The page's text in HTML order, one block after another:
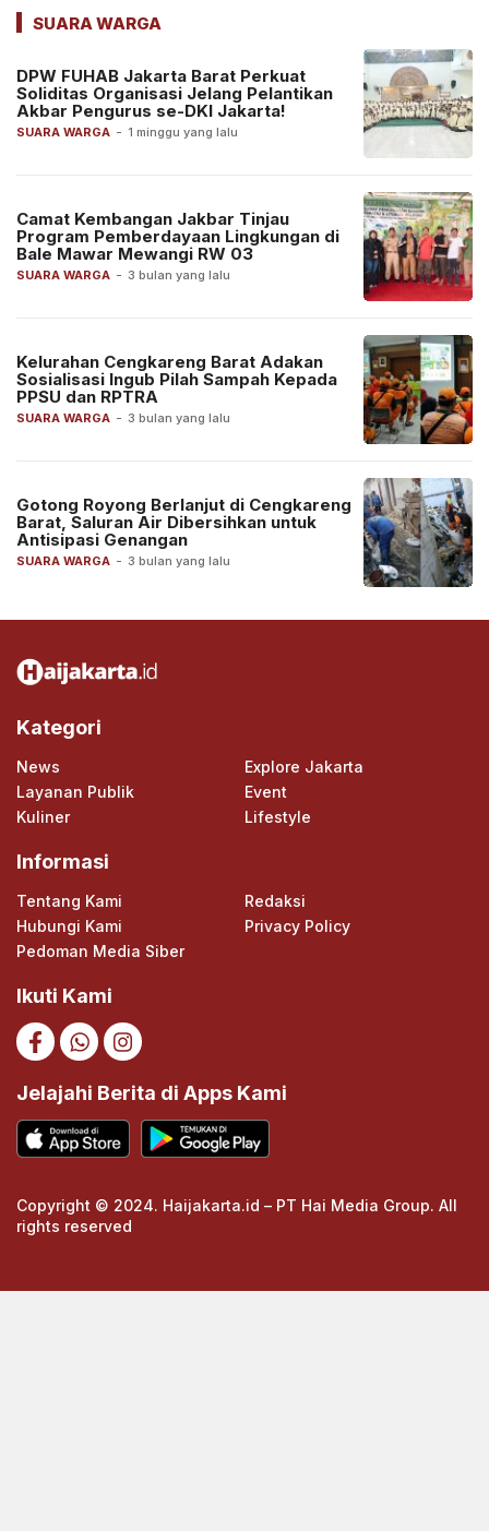
SUARA WARGA
SUARA WARGA - 1 minggu yang lalu
DPW FUHAB Jakarta Barat Perkuat
Soliditas Organisasi Jelang Pelantikan
Akbar Pengurus se-DKI Jakarta!
SUARA WARGA - 3 bulan yang lalu
Camat Kembangan Jakbar Tinjau
Program Pemberdayaan Lingkungan di
Bale Mawar Mewangi RW 03
SUARA WARGA - 3 bulan yang lalu
Kelurahan Cengkareng Barat Adakan
Sosialisasi Ingub Pilah Sampah Kepada
PPSU dan RPTRA
SUARA WARGA - 3 bulan yang lalu
Gotong Royong Berlanjut di Cengkareng
Barat, Saluran Air Dibersihkan untuk
Antisipasi Genangan
Kategori
News
Explore Jakarta
Layanan Publik
Event
Kuliner
Lifestyle
Informasi
Tentang Kami
Redaksi
Hubungi Kami
Privacy Policy
Pedoman Media Siber
Ikuti Kami
Jelajahi Berita di Apps Kami
Copyright © 2024. Haijakarta.id – PT Hai Media Group. All
rights reserved